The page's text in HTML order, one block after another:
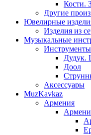
Кости.
Другие
Ювелирные
Изделия из
Музыкальные
Инструменты
Дудук.
Доол
Аксессуары
MuzKavkaz
Армения